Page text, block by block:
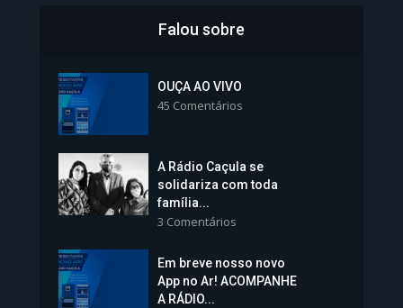
Colégios da Polícia...
Vice-Prefeita Sheila Lemos
tomará posse nesta...
Falou sobre
OUÇA AO VIVO
45 Comentários
A Rádio Caçula se
solidariza com toda
família...
3 Comentários
Em breve nosso novo
App no Ar! ACOMPANHE
A RÁDIO...